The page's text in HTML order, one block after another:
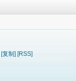
[复制] [RSS]